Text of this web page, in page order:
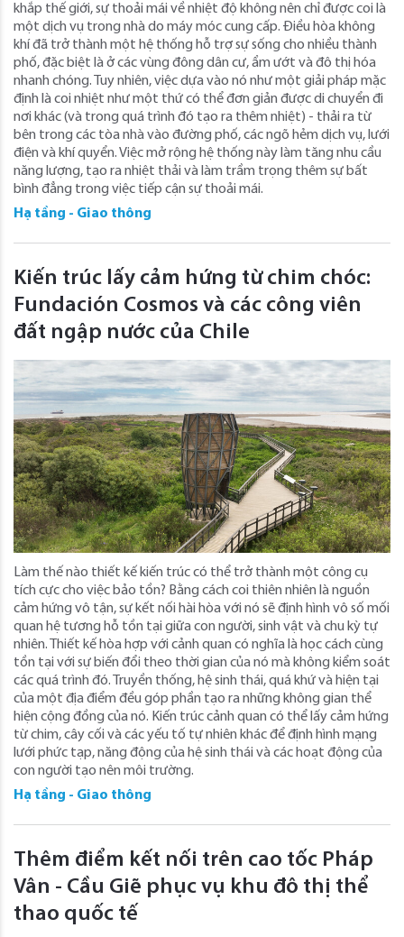
khắp thế giới, sự thoải mái về nhiệt độ không nên chỉ được coi là
một dịch vụ trong nhà do máy móc cung cấp. Điều hòa không
khí đã trở thành một hệ thống hỗ trợ sự sống cho nhiều thành
phố, đặc biệt là ở các vùng đông dân cư, ẩm ướt và đô thị hóa
nhanh chóng. Tuy nhiên, việc dựa vào nó như một giải pháp mặc
định là coi nhiệt như một thứ có thể đơn giản được di chuyển đi
nơi khác (và trong quá trình đó tạo ra thêm nhiệt) - thải ra từ
bên trong các tòa nhà vào đường phố, các ngõ hẻm dịch vụ, lưới
điện và khí quyển. Việc mở rộng hệ thống này làm tăng nhu cầu
năng lượng, tạo ra nhiệt thải và làm trầm trọng thêm sự bất
bình đẳng trong việc tiếp cận sự thoải mái.
Hạ tầng - Giao thông
Kiến trúc lấy cảm hứng từ chim chóc:
Fundación Cosmos và các công viên
đất ngập nước của Chile
Làm thế nào thiết kế kiến ​​trúc có thể trở thành một công cụ
tích cực cho việc bảo tồn? Bằng cách coi thiên nhiên là nguồn
cảm hứng vô tận, sự kết nối hài hòa với nó sẽ định hình vô số mối
quan hệ tương hỗ tồn tại giữa con người, sinh vật và chu kỳ tự
nhiên. Thiết kế hòa hợp với cảnh quan có nghĩa là học cách cùng
tồn tại với sự biến đổi theo thời gian của nó mà không kiểm soát
các quá trình đó. Truyền thống, hệ sinh thái, quá khứ và hiện tại
của một địa điểm đều góp phần tạo ra những không gian thể
hiện cộng đồng của nó. Kiến trúc cảnh quan có thể lấy cảm hứng
từ chim, cây cối và các yếu tố tự nhiên khác để định hình mạng
lưới phức tạp, năng động của hệ sinh thái và các hoạt động của
con người tạo nên môi trường.
Hạ tầng - Giao thông
Thêm điểm kết nối trên cao tốc Pháp
Vân - Cầu Giẽ phục vụ khu đô thị thể
thao quốc tế